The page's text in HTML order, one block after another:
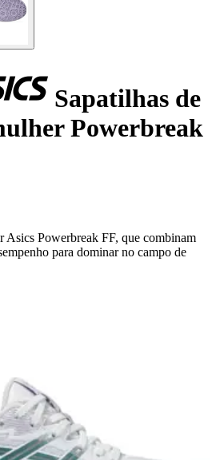
Sapatilhas de
Powerbreak
Asics Powerbreak FF, que combinam
para dominar no campo de